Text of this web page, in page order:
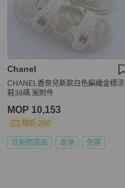
Chanel
CHANEL香奈兒新款白色編織金標涼
鞋38碼 🈚附件
MOP 10,153
現折 200
近新閒置品 香港 免運